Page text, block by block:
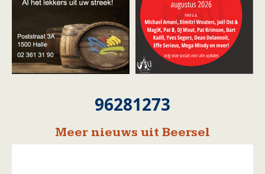
96281273
Meer nieuws uit Beersel